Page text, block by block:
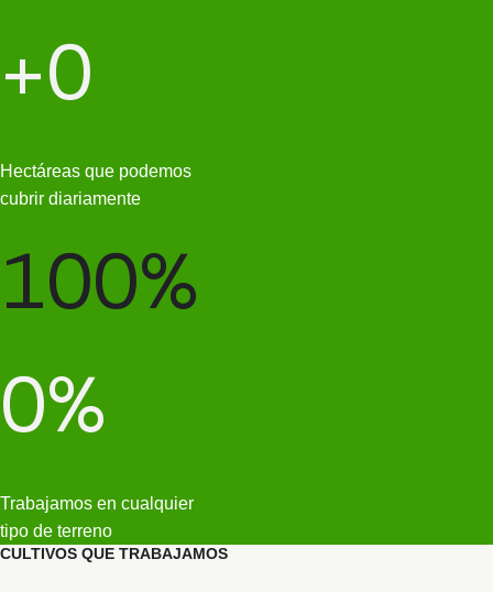
+0
Hectáreas que podemos
cubrir diariamente
100%
0%
Trabajamos en cualquier
tipo de terreno
CULTIVOS QUE TRABAJAMOS